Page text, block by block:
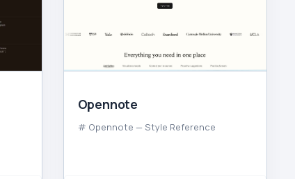
Opennote
# Opennote — Style Reference